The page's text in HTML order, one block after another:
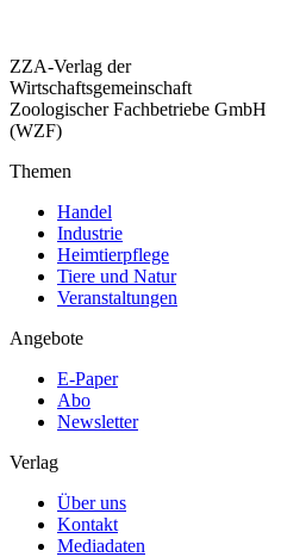
ZZA-Verlag der
Wirtschaftsgemeinschaft
Zoologischer Fachbetriebe GmbH
(WZF)
Themen
Handel
Industrie
Heimtierpflege
Tiere und Natur
Veranstaltungen
Angebote
E-Paper
Abo
Newsletter
Verlag
Über uns
Kontakt
Mediadaten